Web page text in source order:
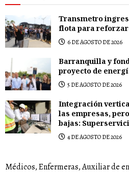
Transmetro
flota para reforzar
6 DE AGOSTO DE 2026
Barranquilla y
proyecto de
5 DE AGOSTO DE 2026
Integración
las empresas,
bajas:
4 DE AGOSTO DE 2026
Médicos, Enfermeras, Auxiliar de